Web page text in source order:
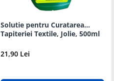
Solutie pentru Curatarea
Tapiteriei Textile, Jolie, 500ml
21,90 Lei